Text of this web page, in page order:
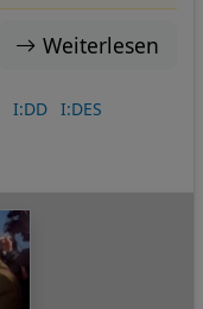
Weiterlesen
I:DD
I:DES